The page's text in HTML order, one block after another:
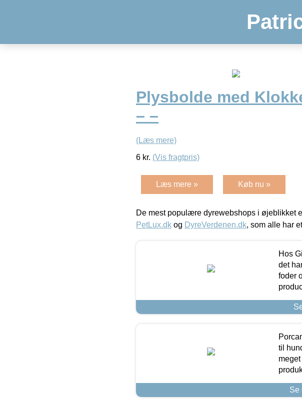
Plysbolde med
– –
(Læs mere)
6 kr. (Vis fragtpris)
Læs mere » Køb nu »
De mest populære dyrewebshops i øjeblikket
PetLux.dk og DyreVerdenen.dk, som alle har
Hos
det
foder
til
Se